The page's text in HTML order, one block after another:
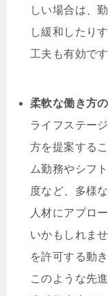
しい場合は、
し緩和したり
工夫も有効です
柔軟な働き方
ライフステー
方を提案する
ム勤務やシフ
度など、多様
人材にアプロ
いかもしれま
を許可する動
このような先